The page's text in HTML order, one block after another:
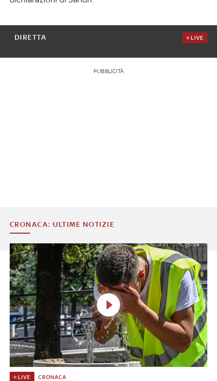
DIRETTA LIVE
PUBBLICITÀ
CRONACA: ULTIME NOTIZIE
LIVE CRONACA